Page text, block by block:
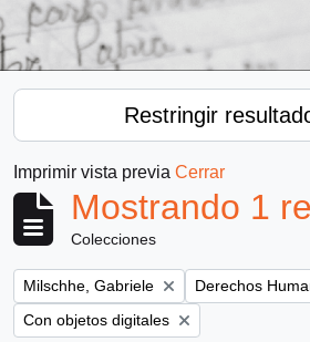
Restringir
Imprimir vista previa Cerrar
Mostrando 1
Colecciones
Remove filter:
Milschhe, Gabriele Remove filter:
Derechos
Remove filter:
Con objetos digitales